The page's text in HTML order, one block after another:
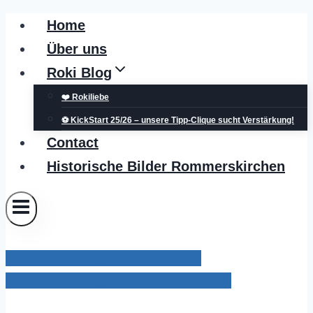
Zum
Inhalt
springen
Home
Über uns
Roki Blog
❤️ Rokiliebe
⚽ KickStart 25/26 – unsere Tipp-Clique sucht Verstärkung!
Contact
Historische Bilder Rommerskirchen